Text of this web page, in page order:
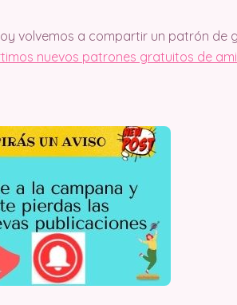
volvemos a compartir un patrón de
nuevos patrones gratuitos de